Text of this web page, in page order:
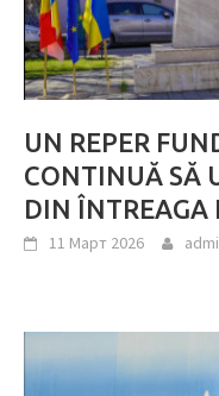
UN REPER
CONTINUĂ SĂ
DIN ÎNTREAGA
11 Март 2026